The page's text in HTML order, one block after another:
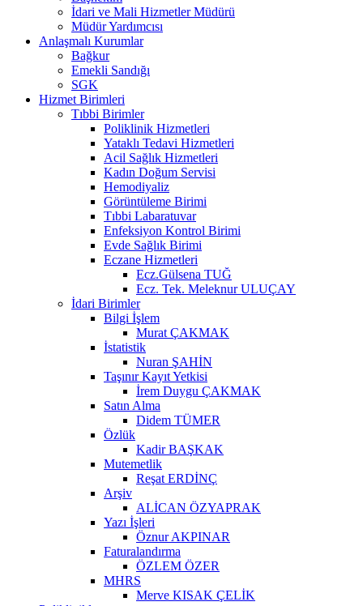
İdari ve Mali Hizmetler Müdürü
Müdür Yardımcısı
Anlaşmalı Kurumlar
Bağkur
Emekli Sandığı
SGK
Hizmet Birimleri
Tıbbi Birimler
Poliklinik Hizmetleri
Yataklı Tedavi Hizmetleri
Acil Sağlık Hizmetleri
Kadın Doğum Servisi
Hemodiyaliz
Görüntüleme Birimi
Tıbbi Labaratuvar
Enfeksiyon Kontrol Birimi
Evde Sağlık Birimi
Eczane Hizmetleri
Ecz.Gülsena TUĞ
Ecz. Tek. Meleknur ULUÇAY
İdari Birimler
Bilgi İşlem
Murat ÇAKMAK
İstatistik
Nuran ŞAHİN
Taşınır Kayıt Yetkisi
İrem Duygu ÇAKMAK
Satın Alma
Didem TÜMER
Özlük
Kadir BAŞKAK
Mutemetlik
Reşat ERDİNÇ
Arşiv
ALİCAN ÖZYAPRAK
Yazı İşleri
Öznur AKPINAR
Faturalandırma
ÖZLEM ÖZER
MHRS
Merve KISAK ÇELİK